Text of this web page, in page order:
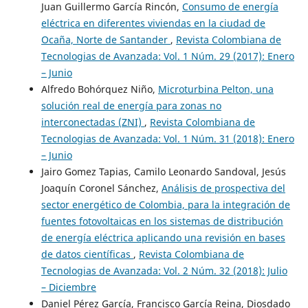
Juan Guillermo García Rincón, Consumo de energía
eléctrica en diferentes viviendas en la ciudad de
Ocaña, Norte de Santander , Revista Colombiana de
Tecnologias de Avanzada: Vol. 1 Núm. 29 (2017): Enero
– Junio
Alfredo Bohórquez Niño, Microturbina Pelton, una
solución real de energía para zonas no
interconectadas (ZNI) , Revista Colombiana de
Tecnologias de Avanzada: Vol. 1 Núm. 31 (2018): Enero
– Junio
Jairo Gomez Tapias, Camilo Leonardo Sandoval, Jesús
Joaquín Coronel Sánchez, Análisis de prospectiva del
sector energético de Colombia, para la integración de
fuentes fotovoltaicas en los sistemas de distribución
de energía eléctrica aplicando una revisión en bases
de datos científicas , Revista Colombiana de
Tecnologias de Avanzada: Vol. 2 Núm. 32 (2018): Julio
– Diciembre
Daniel Pérez García, Francisco García Reina, Diosdado